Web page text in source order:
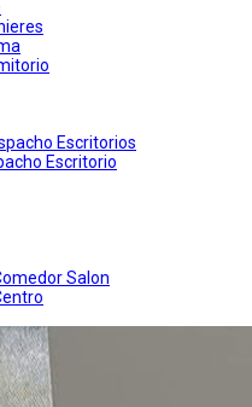
Escritorios
Escritorio
Salon